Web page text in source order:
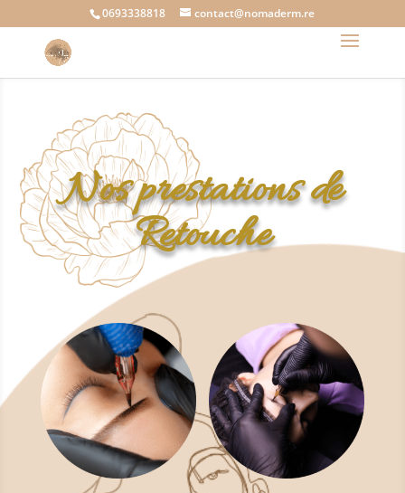
0693338818 contact@nomaderm.re
Nos prestations de
Retouche